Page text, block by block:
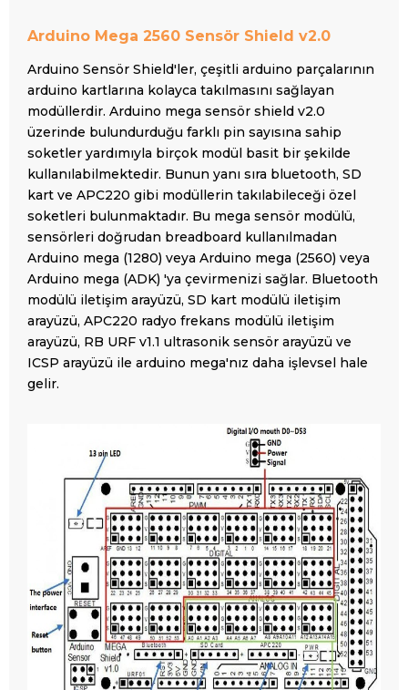
Arduino Mega 2560 Sensör Shield v2.0
Arduino Sensör Shield'ler, çeşitli arduino parçalarının
arduino kartlarına kolayca takılmasını sağlayan
modüllerdir. Arduino mega sensör shield v2.0
üzerinde bulundurduğu farklı pin sayısına sahip
soketler yardımıyla birçok modül basit bir şekilde
kullanılabilmektedir. Bunun yanı sıra bluetooth, SD
kart ve APC220 gibi modüllerin takılabileceği özel
soketleri bulunmaktadır. Bu mega sensör modülü,
sensörleri doğrudan breadboard kullanılmadan
Arduino mega (1280) veya Arduino mega (2560) veya
Arduino mega (ADK) 'ya çevirmenizi sağlar. Bluetooth
modülü iletişim arayüzü, SD kart modülü iletişim
arayüzü, APC220 radyo frekans modülü iletişim
arayüzü, RB URF v1.1 ultrasonik sensör arayüzü ve
ICSP arayüzü ile arduino mega'nız daha işlevsel hale
gelir.